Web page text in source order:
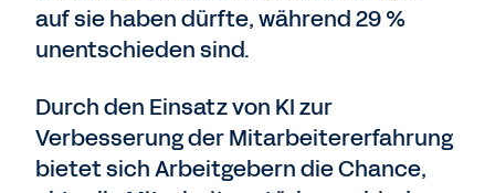
auf sie haben dürfte, während 29 %
unentschieden sind.
Durch den Einsatz von KI zur
Verbesserung der Mitarbeitererfahrung
bietet sich Arbeitgebern die Chance,